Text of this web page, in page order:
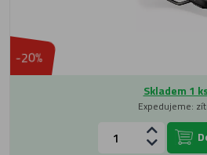
-20%
Skladem 1
Expedujeme: